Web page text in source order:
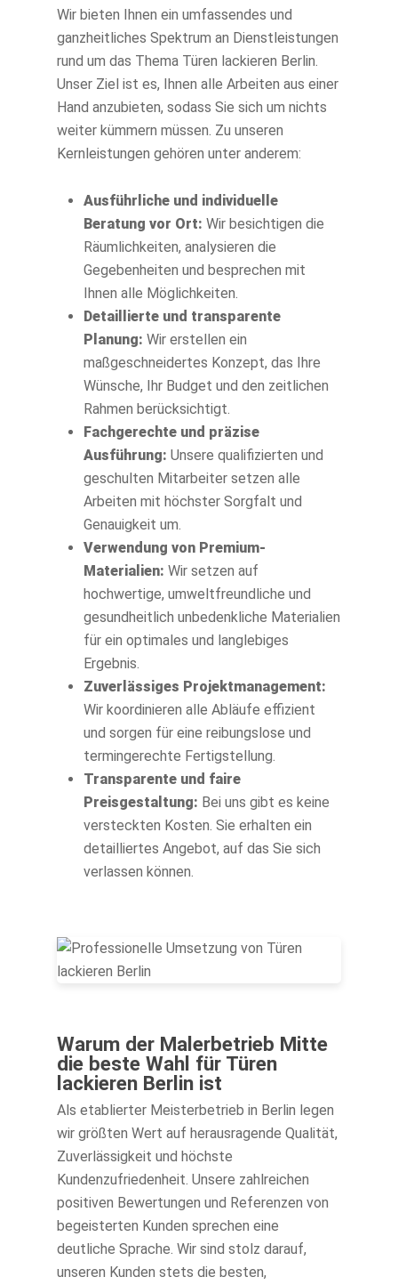
Wir bieten Ihnen ein umfassendes und
ganzheitliches Spektrum an Dienstleistungen
rund um das Thema Türen lackieren Berlin.
Unser Ziel ist es, Ihnen alle Arbeiten aus einer
Hand anzubieten, sodass Sie sich um nichts
weiter kümmern müssen. Zu unseren
Kernleistungen gehören unter anderem:
Ausführliche und individuelle
Beratung vor Ort: Wir besichtigen die
Räumlichkeiten, analysieren die
Gegebenheiten und besprechen mit
Ihnen alle Möglichkeiten.
Detaillierte und transparente
Planung: Wir erstellen ein
maßgeschneidertes Konzept, das Ihre
Wünsche, Ihr Budget und den zeitlichen
Rahmen berücksichtigt.
Fachgerechte und präzise
Ausführung: Unsere qualifizierten und
geschulten Mitarbeiter setzen alle
Arbeiten mit höchster Sorgfalt und
Genauigkeit um.
Verwendung von Premium-
Materialien: Wir setzen auf
hochwertige, umweltfreundliche und
gesundheitlich unbedenkliche Materialien
für ein optimales und langlebiges
Ergebnis.
Zuverlässiges Projektmanagement:
Wir koordinieren alle Abläufe effizient
und sorgen für eine reibungslose und
termingerechte Fertigstellung.
Transparente und faire
Preisgestaltung: Bei uns gibt es keine
versteckten Kosten. Sie erhalten ein
detailliertes Angebot, auf das Sie sich
verlassen können.
Warum der Malerbetrieb Mitte
die beste Wahl für Türen
lackieren Berlin ist
Als etablierter Meisterbetrieb in Berlin legen
wir größten Wert auf herausragende Qualität,
Zuverlässigkeit und höchste
Kundenzufriedenheit. Unsere zahlreichen
positiven Bewertungen und Referenzen von
begeisterten Kunden sprechen eine
deutliche Sprache. Wir sind stolz darauf,
unseren Kunden stets die besten,